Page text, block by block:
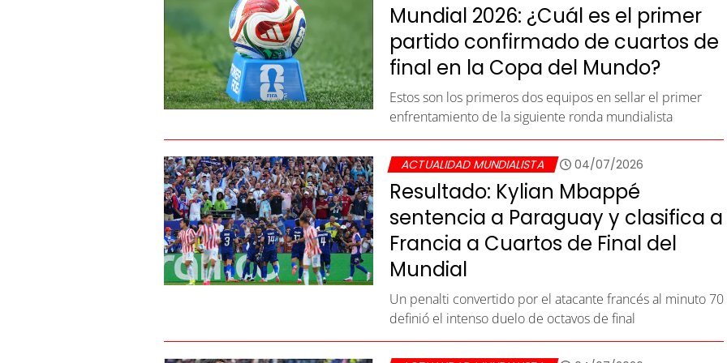
Mundial 2026: ¿Cuál es el primer
partido confirmado de cuartos de
final en la Copa del Mundo?
Estos son los primeros dos equipos en sellar el primer
enfrentamiento de la siguiente ronda mundialista
ACTUALIDAD MUNDIALISTA 04/07/2026
Resultado: Kylian Mbappé
sentencia a Paraguay y clasifica a
Francia a Cuartos de Final del
Mundial
Un penalti convertido por el atacante francés al minuto 70
definió el intenso duelo de octavos de final